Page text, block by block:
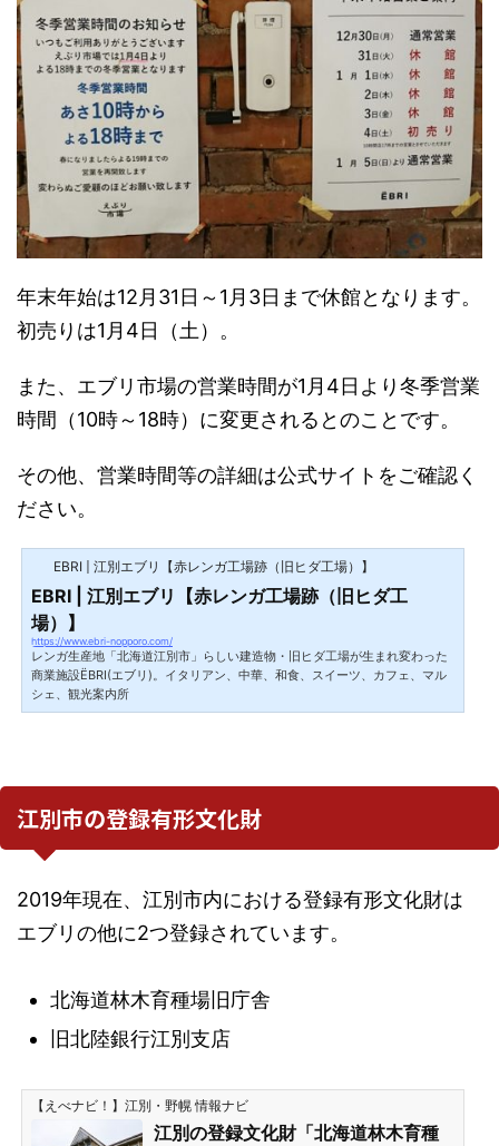
年末年始は12月31日～1月3日まで休館となります。
初売りは1月4日（土）。
また、エブリ市場の営業時間が1月4日より冬季営業
時間（10時～18時）に変更されるとのことです。
その他、営業時間等の詳細は公式サイトをご確認く
ださい。
EBRI | 江別エブリ【赤レンガ工場跡（旧ヒダ工場）】
EBRI | 江別エブリ【赤レンガ工場跡（旧ヒダ工
場）】
https://www.ebri-nopporo.com/
レンガ生産地「北海道江別市」らしい建造物・旧ヒダ工場が生まれ変わった
商業施設ËBRI(エブリ)。イタリアン、中華、和食、スイーツ、カフェ、マル
シェ、観光案内所
江別市の登録有形文化財
2019年現在、江別市内における登録有形文化財は
エブリの他に2つ登録されています。
北海道林木育種場旧庁舎
旧北陸銀行江別支店
【えべナビ！】江別・野幌 情報ナビ
江別の登録文化財「北海道林木育種